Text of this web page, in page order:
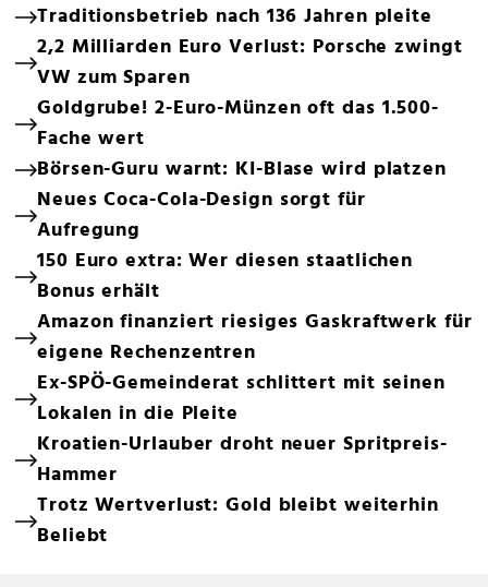
Traditionsbetrieb nach 136 Jahren pleite
2,2 Milliarden Euro Verlust: Porsche zwingt
VW zum Sparen
Goldgrube! 2-Euro-Münzen oft das 1.500-
Fache wert
Börsen-Guru warnt: KI-Blase wird platzen
Neues Coca-Cola-Design sorgt für
Aufregung
150 Euro extra: Wer diesen staatlichen
Bonus erhält
Amazon finanziert riesiges Gaskraftwerk für
eigene Rechenzentren
Ex-SPÖ-Gemeinderat schlittert mit seinen
Lokalen in die Pleite
Kroatien-Urlauber droht neuer Spritpreis-
Hammer
Trotz Wertverlust: Gold bleibt weiterhin
Beliebt